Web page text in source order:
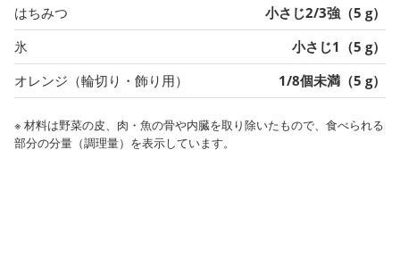
はちみつ
小さじ2/3強（5 g）
氷
小さじ1（5 g）
オレンジ（輪切り・飾り用）
1/8個未満（5 g）
※ 材料は野菜の皮、肉・魚の骨や内臓を取り除いたもので、食べられる
部分の分量（調理量）を表示しています。